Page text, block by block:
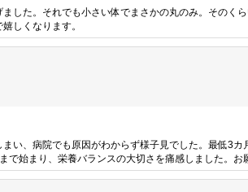
した。それでも小さい体でまさかの丸のみ。そのく
しくなります。
い、病院でも原因がわからず様子見でした。最低3
始まり、栄養バランスの大切さを痛感しました。お